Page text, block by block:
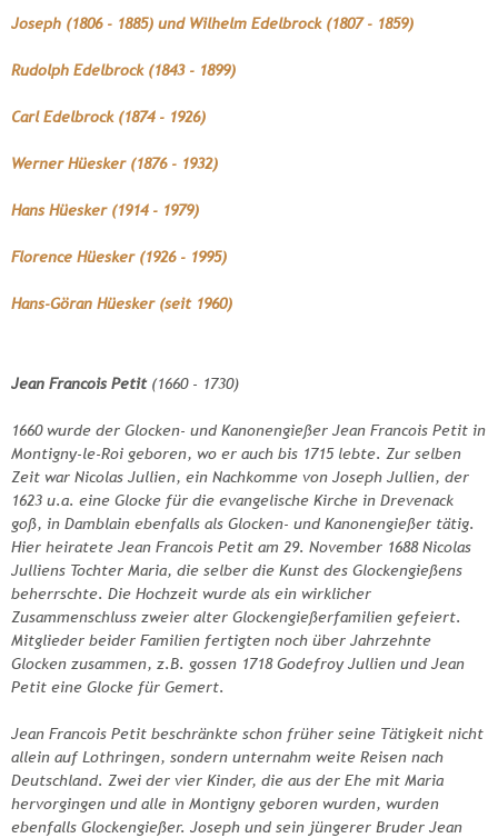
Joseph (1806 - 1885) und Wilhelm Edelbrock (1807 - 1859)
Rudolph Edelbrock (1843 - 1899)
Carl Edelbrock (1874 - 1926)
Werner Hüesker (1876 - 1932)
Hans Hüesker (1914 - 1979)
Florence Hüesker (1926 - 1995)
Hans-Göran Hüesker (seit 1960)
Jean Francois Petit(1660 - 1730)
1660 wurde der Glocken- und Kanonengießer Jean Francois Petit in
Montigny-le-Roi geboren, wo er auch bis 1715 lebte. Zur selben
Zeit war Nicolas Jullien, ein Nachkomme von Joseph Jullien, der
1623 u.a. eine Glocke für die evangelische Kirche in Drevenack
goß, in Damblain ebenfalls als Glocken- und Kanonengießer tätig.
Hier heiratete Jean Francois Petit am 29. November 1688 Nicolas
Julliens Tochter Maria, die selber die Kunst des Glockengießens
beherrschte. Die Hochzeit wurde als ein wirklicher
Zusammenschluss zweier alter Glockengießerfamilien gefeiert.
Mitglieder beider Familien fertigten noch über Jahrzehnte
Glocken zusammen, z.B. gossen 1718 Godefroy Jullien und Jean
Petit eine Glocke für Gemert.
Jean Francois Petit beschränkte schon früher seine Tätigkeit nicht
allein auf Lothringen, sondern unternahm weite Reisen nach
Deutschland. Zwei der vier Kinder, die aus der Ehe mit Maria
hervorgingen und alle in Montigny geboren wurden, wurden
ebenfalls Glockengießer. Joseph und sein jüngerer Bruder Jean